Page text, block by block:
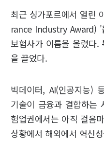
최근 싱가포르에서 열린
rance Industry Award) '
보험사가 이름을 올렸다
을 끌었다.
빅데이터, AI(인공지능)
기술이 금융과 결합하는
험업권에서는 아직 걸음
상황에서 해외에서 혁신